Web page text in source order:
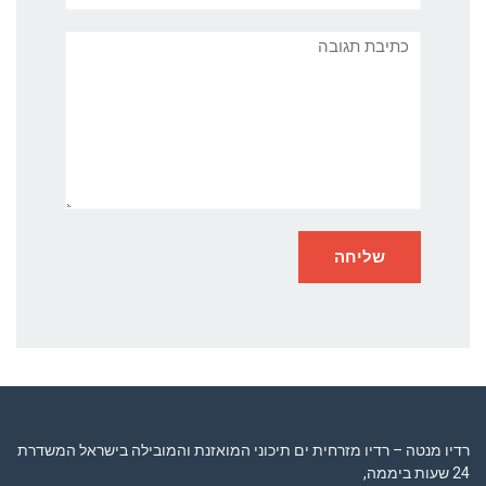
תגובה
רדיו מנטה – רדיו מזרחית ים תיכוני המואזנת והמובילה בישראל המשדרת
24 שעות ביממה,